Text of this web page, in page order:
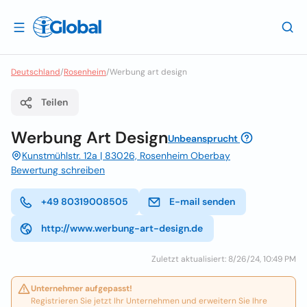
Deutschland/Rosenheim/Werbung art design
Teilen
Werbung Art DesignUnbeansprucht
Kunstmühlstr. 12a | 83026, Rosenheim Oberbay
Bewertung schreiben
+49 80319008505 E-mail senden
http://www.werbung-art-design.de
Zuletzt aktualisiert: 8/26/24, 10:49 PM
Unternehmer aufgepasst!
Registrieren Sie jetzt Ihr Unternehmen und erweitern Sie Ihre